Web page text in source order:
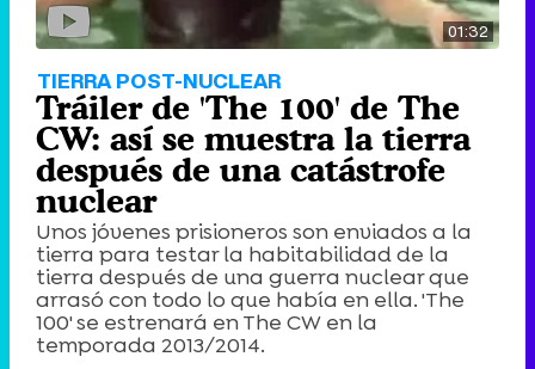
01:32
TIERRA POST-NUCLEAR
Tráiler de 'The 100' de The
CW: así se muestra la tierra
después de una catástrofe
nuclear
Unos jóvenes prisioneros son enviados a la
tierra para testar la habitabilidad de la
tierra después de una guerra nuclear que
arrasó con todo lo que había en ella. 'The
100' se estrenará en The CW en la
temporada 2013/2014.